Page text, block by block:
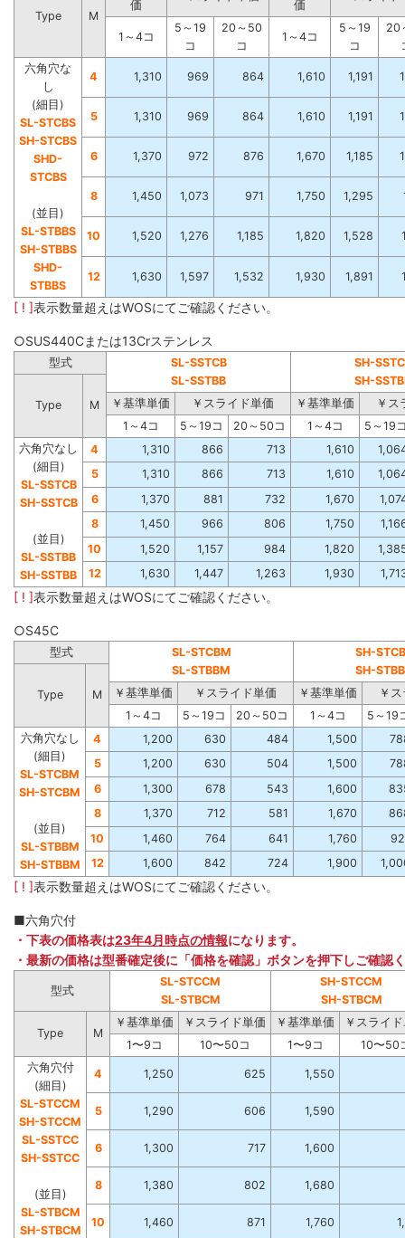
Type M
価 価
1～4コ
5～19
コ
20～50
コ
1～4コ
5～19
コ
20
六角穴な
し
(細目)
SL-STCBS
SH-STCBS
SHD-
STCBS
(並目)
SL-STBBS
SH-STBBS
SHD-
STBBS
4 1,310 969 864 1,610 1,191
5 1,310 969 864 1,610 1,191
6 1,370 972 876 1,670 1,185
8 1,450 1,073 971 1,750 1,295
10 1,520 1,276 1,185 1,820 1,528
12 1,630 1,597 1,532 1,930 1,891
[ ! ]表示数量超えはWOSにてご確認ください。
○SUS440Cまたは13Crステンレス
型式
SL-SSTCB
SL-SSTBB
SH-
SH-
Type
M ￥基準単価 ￥スライド単価 ￥基準単価
￥ス
1～4コ
5～19コ 20～50コ 1～4コ
5～19
六角穴なし
(細目)
SL-SSTCB
SH-SSTCB
(並目)
SL-SSTBB
SH-SSTBB
4 1,310 866 713 1,610
5
1,310 866 713 1,610
6
1,370 881 732 1,670
8
1,450 966 806 1,750
10
1,520 1,157 984 1,820
12
1,630 1,447 1,263 1,930
[ ! ]表示数量超えはWOSにてご確認ください。
○S45C
型式
SL-STCBM
SL-STBBM
SH-
SH-
Type
M ￥基準単価 ￥スライド単価 ￥基準単価
￥
1～4コ
5～19コ 20～50コ 1～4コ
5～19
六角穴なし
(細目)
SL-STCBM
SH-STCBM
(並目)
SL-STBBM
SH-STBBM
4 1,200 630 484 1,500
5
1,200 630 504 1,500
6
1,300 678 543 1,600
8
1,370 712 581 1,670
10
1,460 764 641 1,760
12
1,600 842 724 1,900
[ ! ]表示数量超えはWOSにてご確認ください。
■六角穴付
・下表の価格表は23年4月時点の情報になります。
・最新の価格は型番確定後に「価格を確認」ボタンを押下しご確認
型式
SL-STCCM
SL-STBCM
SH-STCCM
SH-STBCM
Type M
￥基準単価 ￥スライド単価 ￥基準単価
￥スライ
1〜9コ
10〜50コ 1〜9コ
10〜50
六角穴付
(細目)
SL-STCCM
SH-STCCM
SL-SSTCC
SH-SSTCC
(並目)
SL-STBCM
SH-STBCM
4 1,250 625 1,550
5 1,290 606 1,590
6 1,300 717 1,600
8 1,380 802 1,680
10 1,460 871 1,760